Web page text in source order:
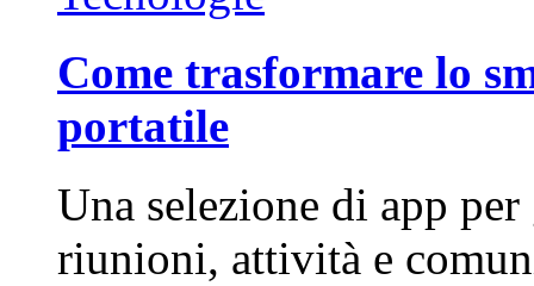
Come trasformare lo
portatile
Una selezione di app
riunioni, attività e